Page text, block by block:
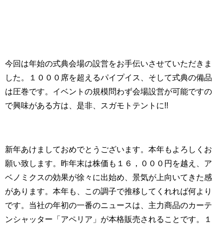
今回は年始の式典会場の設営をお手伝いさせていただきま
した。１０００席を超えるパイプイス、そして式典の備品
は圧巻です。イベントの規模問わず会場設営が可能ですの
で興味がある方は、是非、スガモトテントに!!
新年あけましておめでとうございます。本年もよろしくお
願い致します。昨年末は株価も１６，０００円を越え、ア
ベノミクスの効果が徐々に出始め、景気が上向いてきた感
があります。本年も、この調子で推移してくれれば何より
です。当社の年初の一番のニュースは、主力商品のカーテ
ンシャッター「アペリア」が本格販売されることです。１